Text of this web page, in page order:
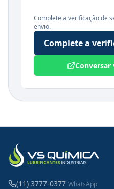
Complete a verificação de
envio.
Complete a
Conversar
(11) 3777-0377 WhatsApp